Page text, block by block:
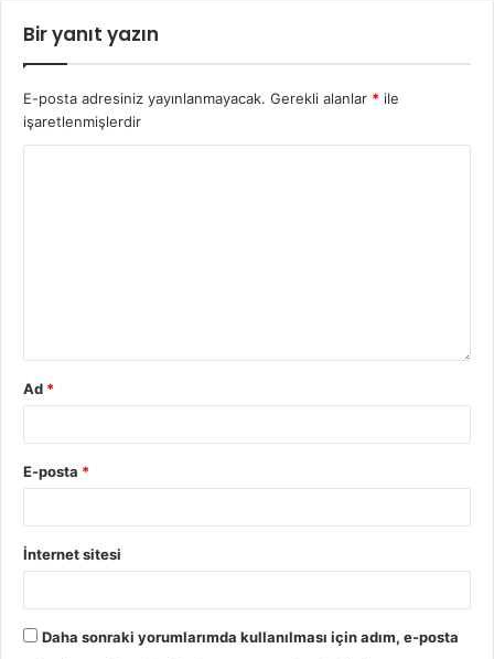
Bir yanıt yazın
E-posta adresiniz yayınlanmayacak. Gerekli alanlar * ile
işaretlenmişlerdir
Ad *
E-posta *
İnternet sitesi
Daha sonraki yorumlarımda kullanılması için adım, e-posta